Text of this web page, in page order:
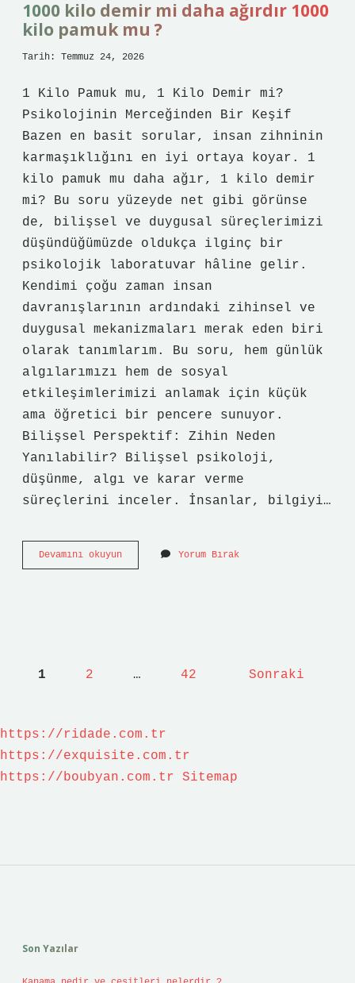
1000 kilo demir mi daha ağırdır 1000
kilo pamuk mu ?
Tarih: Temmuz 24, 2026
1 Kilo Pamuk mu, 1 Kilo Demir mi?
Psikolojinin Merceğinden Bir Keşif
Bazen en basit sorular, insan zihninin
karmaşıklığını en iyi ortaya koyar. 1
kilo pamuk mu daha ağır, 1 kilo demir
mi? Bu soru yüzeyde net gibi görünse
de, bilişsel ve duygusal süreçlerimizi
düşündüğümüzde oldukça ilginç bir
psikolojik laboratuvar hâline gelir.
Kendimi çoğu zaman insan
davranışlarının ardındaki zihinsel ve
duygusal mekanizmaları merak eden biri
olarak tanımlarım. Bu soru, hem günlük
algılarımızı hem de sosyal
etkileşimlerimizi anlamak için küçük
ama öğretici bir pencere sunuyor.
Bilişsel Perspektif: Zihin Neden
Yanılabilir? Bilişsel psikoloji,
düşünme, algı ve karar verme
süreçlerini inceler. İnsanlar, bilgiyi…
Devamını okuyun1000
kilo
Yorum Bırak
Yazı
1 2 … 42 Sonraki
https://ridade.com.tr
https://exquisite.com.tr
https://boubyan.com.tr
Sitemap
Son Yazılar